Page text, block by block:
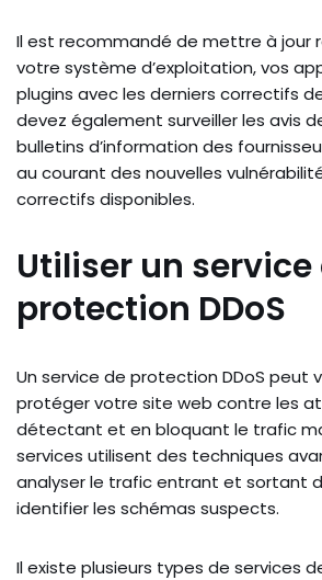
Il est recommandé de mettre à jour
votre système d’exploitation, vos
plugins avec les derniers correctifs
devez également surveiller les avis
bulletins d’information des
au courant des nouvelles
correctifs disponibles.
Utiliser un service
protection DDoS
Un service de protection DDoS peut
protéger votre site web contre les
détectant et en bloquant le trafic
services utilisent des techniques
analyser le trafic entrant et sortant
identifier les schémas suspects.
Il existe plusieurs types de services